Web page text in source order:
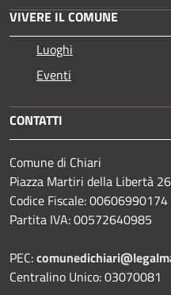
VIVERE IL COMUNE
Luoghi
Eventi
CONTATTI
Comune di Chiari
Piazza Martiri della Libertà
Codice Fiscale: 00606990174
Partita IVA: 00572640985
PEC:
Centralino Unico: 03070081